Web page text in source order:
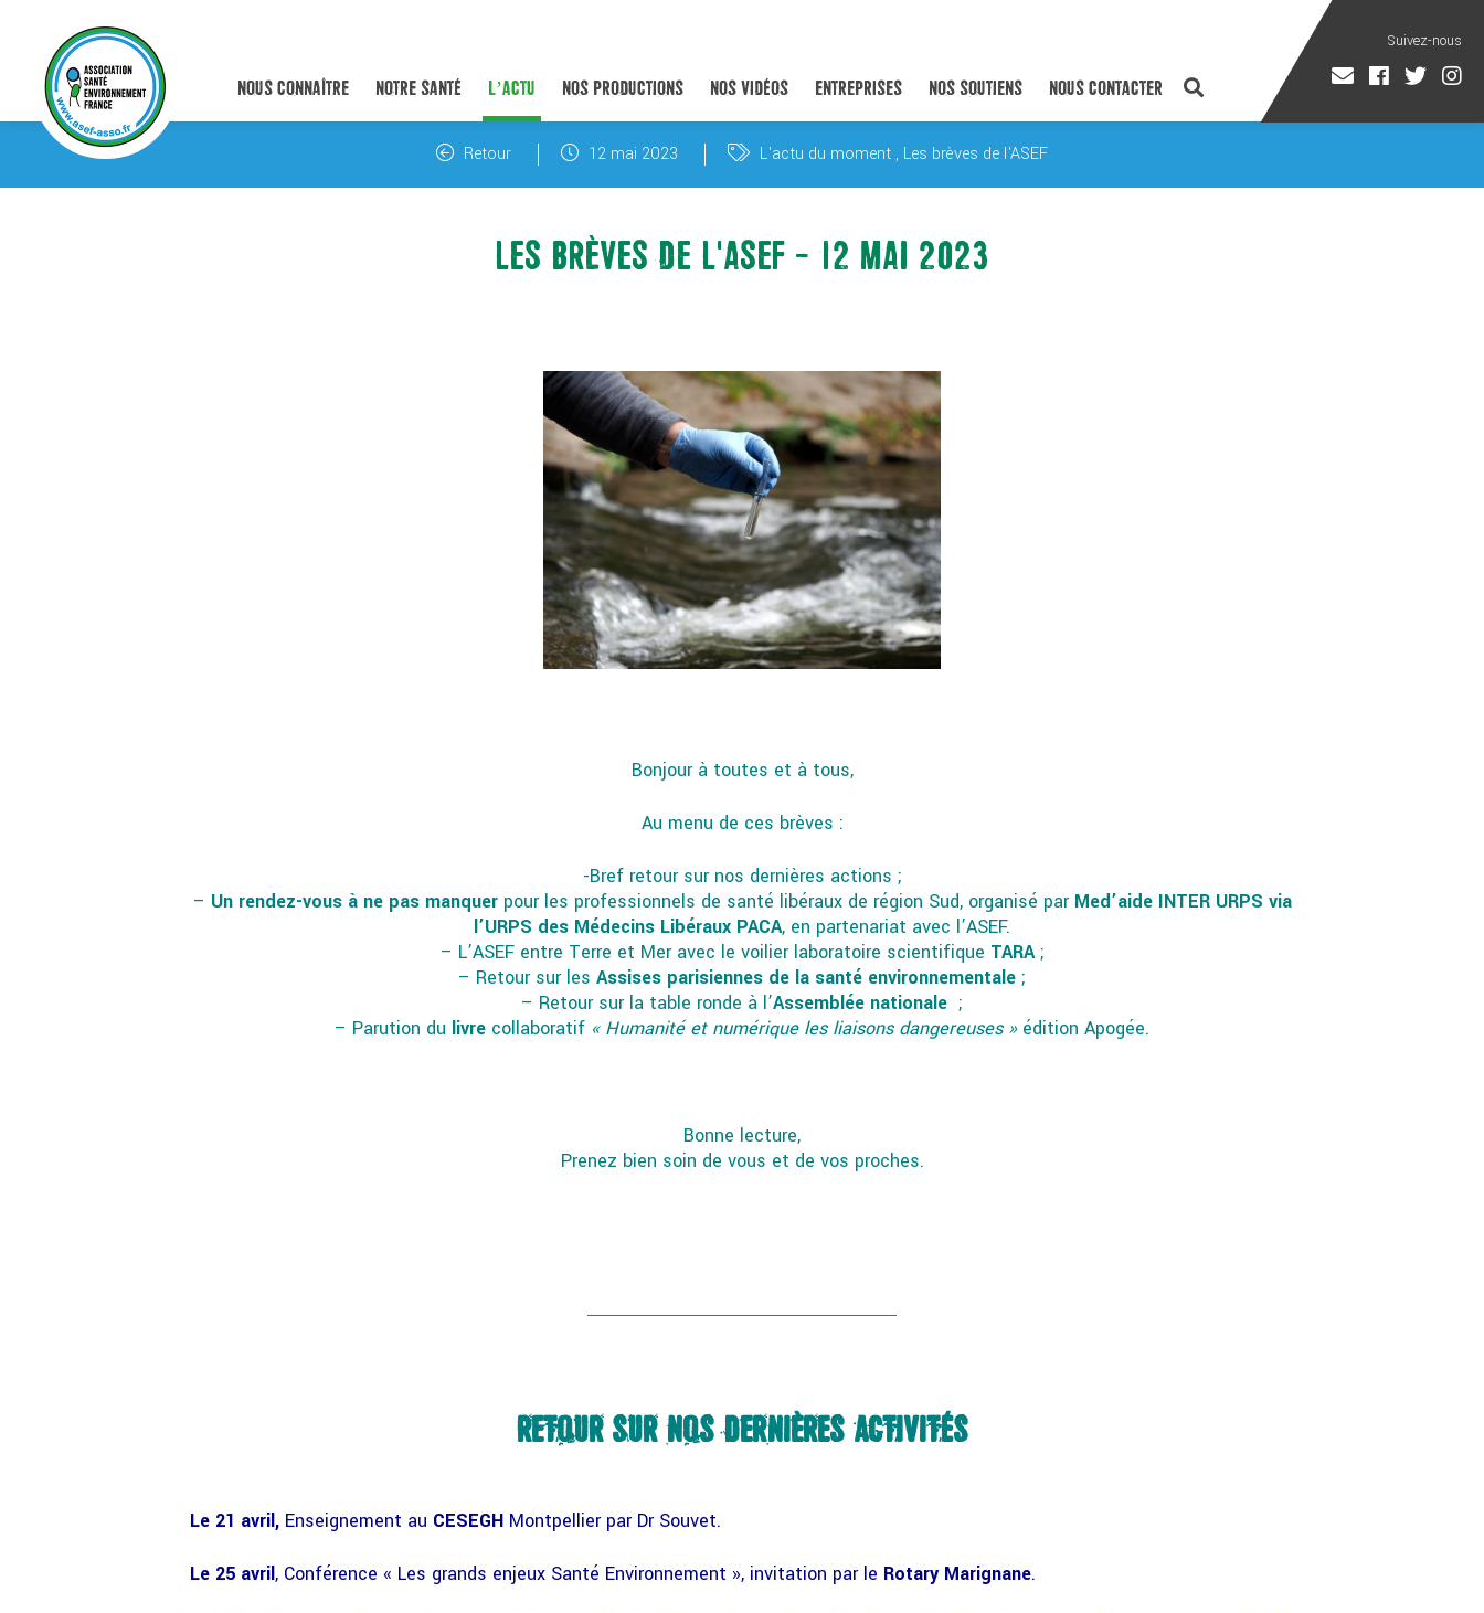
NOUS CONNAÎTRE NOTRE SANTÉ L’ACTU NOS PRODUCTIONS NOS VIDÉOS ENTREPRISES NOS SOUTIENS NOUS CONTACTER
Retour 12 mai 2023 L'actu du moment Les brèves de l'ASEF
LES BRÈVES DE L'ASEF - 12 MAI 2023
Bonjour à toutes et à tous,
Au menu de ces brèves :
-Bref retour sur nos dernières actions ;
– Un rendez-vous à ne pas manquerpour les professionnels de santé libéraux de région Sud, organisé par Med’aide INTER URPS via
l’URPS des Médecins Libéraux PACA, en partenariat avec l’ASEF.
– L’ASEF entre Terre et Mer avec le voilier laboratoire scientifique TARA;
– Retour sur les Assises parisiennes de la santé environnementale ;
– Retour sur la table ronde à l’Assemblée nationale ;
– Parution du livre collaboratif « Humanité et numérique les liaisons dangereuses »édition Apogée.
Bonne lecture,
Prenez bien soin de vous et de vos proches.
RETOUR SUR NOS DERNIÈRES ACTIVITÉS
Le 21 avril, Enseignement au CESEGH Montpellier par Dr Souvet.
Le 25 avril, Conférence « Les grands enjeux Santé Environnement », invitation par le Rotary Marignane.